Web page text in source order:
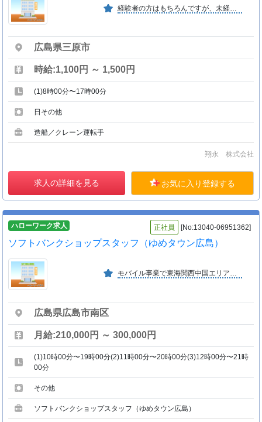
経験者の方はもちろんですが、未経験者の方も多数活躍しています。また年齢層も広く、自分に合った職種で活躍できます。
広島県三原市
時給:1,100円 ～ 1,500円
(1)8時00分〜17時00分
日その他
造船／クレーン運転手
翔永 株式会社
求人の詳細を見る お気に入り登録する
ハローワーク求人 正社員 [No:13040-06951362]
ソフトバンクショップスタッフ（ゆめタウン広島）
モバイル事業で東海関西中国エリア３４店舗展開し成長。地域密着で築いた顧客基盤を強みに、ＤＸ事業を推進し個人・法人双方に価値を届け、企業とテクノロジーを日本一つなぐ会社を目指します
広島県広島市南区
月給:210,000円 ～ 300,000円
(1)10時00分〜19時00分(2)11時00分〜20時00分(3)12時00分〜21時
00分
その他
ソフトバンクショップスタッフ（ゆめタウン広島）